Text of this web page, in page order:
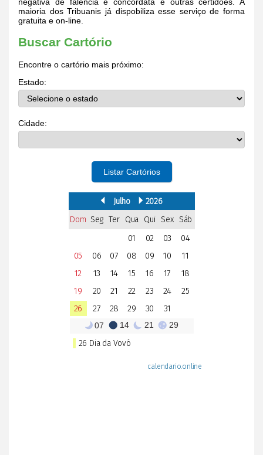
maioria dos Tribuanis já dispobiliza esse serviço de forma
gratuita e on-line.
Buscar Cartório
Encontre o cartório mais próximo:
Estado:
Cidade:
Listar Cartórios